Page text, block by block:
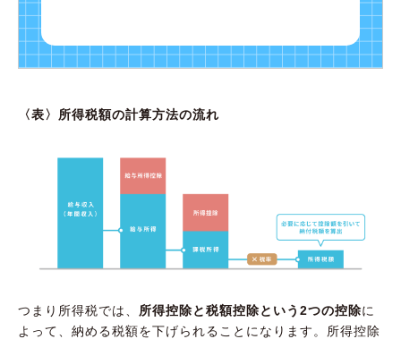
〈表〉所得税額の計算方法の流れ
つまり所得税では、 所得控除と税額控除という2つの控除に
よって、納める税額を下げられることになります。所得控除